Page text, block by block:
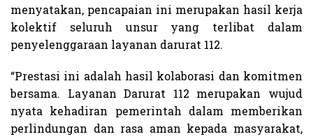
menyatakan, pencapaian ini merupakan hasil kerja
kolektif seluruh unsur yang terlibat dalam
penyelenggaraan layanan darurat 112.
“Prestasi ini adalah hasil kolaborasi dan komitmen
bersama. Layanan Darurat 112 merupakan wujud
nyata kehadiran pemerintah dalam memberikan
perlindungan dan rasa aman kepada masyarakat,